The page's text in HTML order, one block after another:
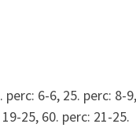
perc: 6-6, 25. perc:
25, 60. perc: 21-25.